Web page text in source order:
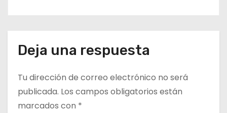
Deja una respuesta
Tu dirección de correo electrónico no será
publicada. Los campos obligatorios están
marcados con *